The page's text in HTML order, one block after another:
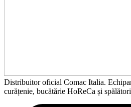
Distribuitor oficial Comac Italia.
curățenie, bucătărie HoReCa și